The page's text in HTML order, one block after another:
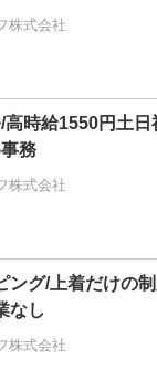
株式会社
時給1550円土
務
株式会社
ング/上着だけの
なし
株式会社